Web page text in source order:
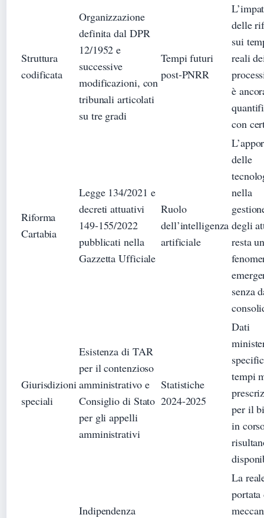
Struttura
codificata
Organizzazione
definita dal DPR
12/1952 e
successive
modificazioni, con
tribunali articolati
su tre gradi
Tempi futuri
post-PNRR
delle
sui
reali
è
con
Riforma
Cartabia
Legge 134/2021 e
decreti attuativi
149-155/2022
pubblicati nella
Gazzetta Ufficiale
Ruolo
dell’intelligenza
artificiale
delle
nella
degli
resta
senza
Giurisdizioni
speciali
Esistenza di TAR
per il contenzioso
amministrativo e
Consiglio di Stato
per gli appelli
amministrativi
Statistiche
2024-2025
Dati
tempi
per il
in
Indipendenza
La
portata